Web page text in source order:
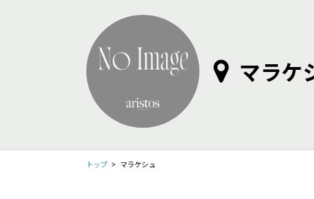
マラケ
トップ マラケシュ